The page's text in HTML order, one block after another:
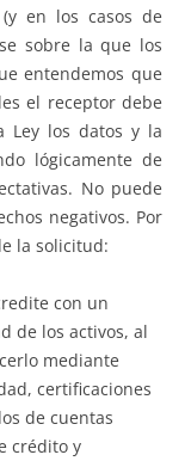
en los casos de
sobre la que los
entendemos que
el receptor debe
Ley los datos y la
lógicamente de
No puede
negativos. Por
la solicitud:
con un
de los activos, al
mediante
certificaciones
de cuentas
crédito y